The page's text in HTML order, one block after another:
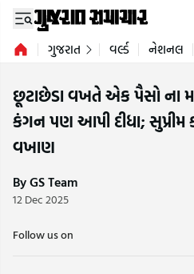
ગુજરાત વર્લ્ડ નેશનલ
છૂટાછેડા વખતે એક પૈસો ના
કંગન પણ આપી દીધા; સુપ્રીમ
વખાણ
By GS Team
12 Dec 2025
Follow us on